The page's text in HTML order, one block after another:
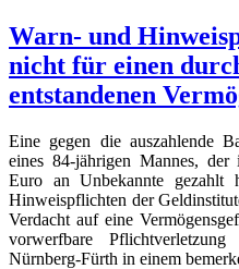
Warn- und
nicht für einen
entstandenen
Eine gegen die auszahlende
eines 84-jährigen Mannes,
Euro an Unbekannte gezahlt
Hinweispflichten der
Verdacht auf eine
vorwerfbare
Nürnberg-Fürth in einem